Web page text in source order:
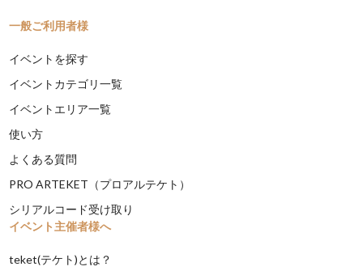
一般ご利用者様
イベントを探す
イベントカテゴリ一覧
イベントエリア一覧
使い方
よくある質問
PRO ARTEKET（プロアルテケト）
シリアルコード受け取り
イベント主催者様へ
teket(テケト)とは？